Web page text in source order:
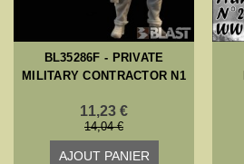
BL35286F - PRIVATE
MILITARY CONTRACTOR N1
11,23 €
14,04 €
AJOUT PANIER